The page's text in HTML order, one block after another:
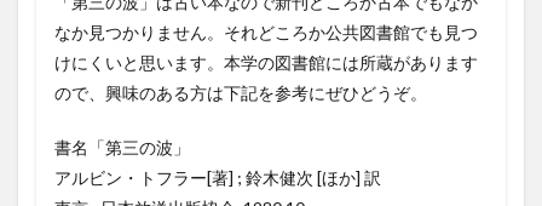
なか見つかりません。それどころか公共図書館でも見つ
けにくいと思います。本学の図書館には所蔵があります
ので、興味のある方は下記を参考にぜひどうぞ。
書名「第三の波」
アルビン・トフラー[著] ; 鈴木健次 [ほか] 訳